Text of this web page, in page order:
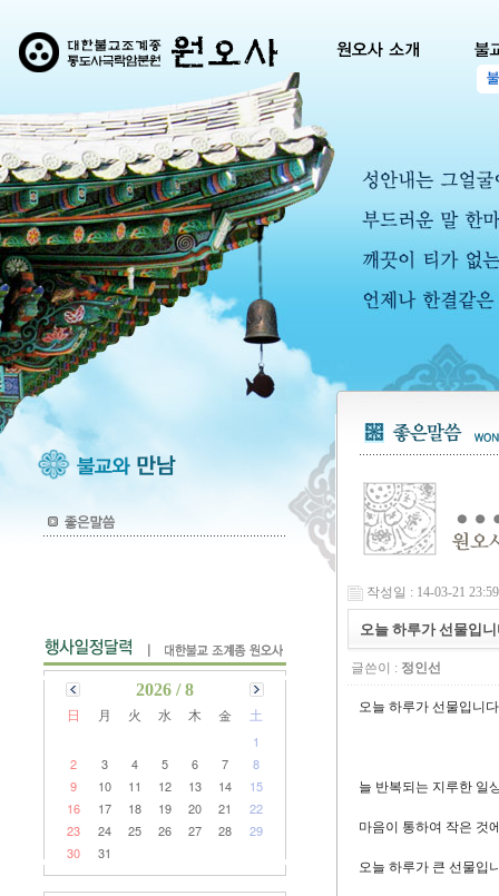
2026 / 8
日 月 火 水 木 金 土
1
2
3 4 5 6 7
8
9
10 11 12 13 14
15
16
17 18 19 20 21
22
23
24 25 26 27 28
29
30
31
작성일 : 14-03-21 23:59
오늘 하루가 선물입
글쓴이 : 정인선
오늘 하루가 선물입니다
늘 반복되는 지루한 일
마음이 통하여 작은 것
오늘 하루가 큰 선물입